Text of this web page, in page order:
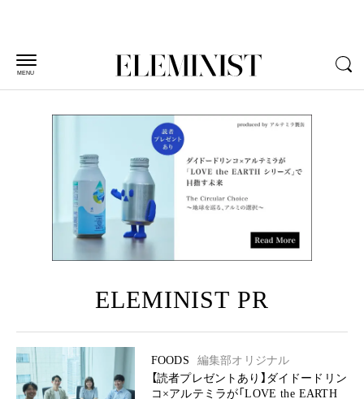
MENU
ELEMINIST PR
FOODS
編集部オリジナル
【読者プレゼントあり】ダイドードリン
コ×アルテミラが「LOVE the EARTH